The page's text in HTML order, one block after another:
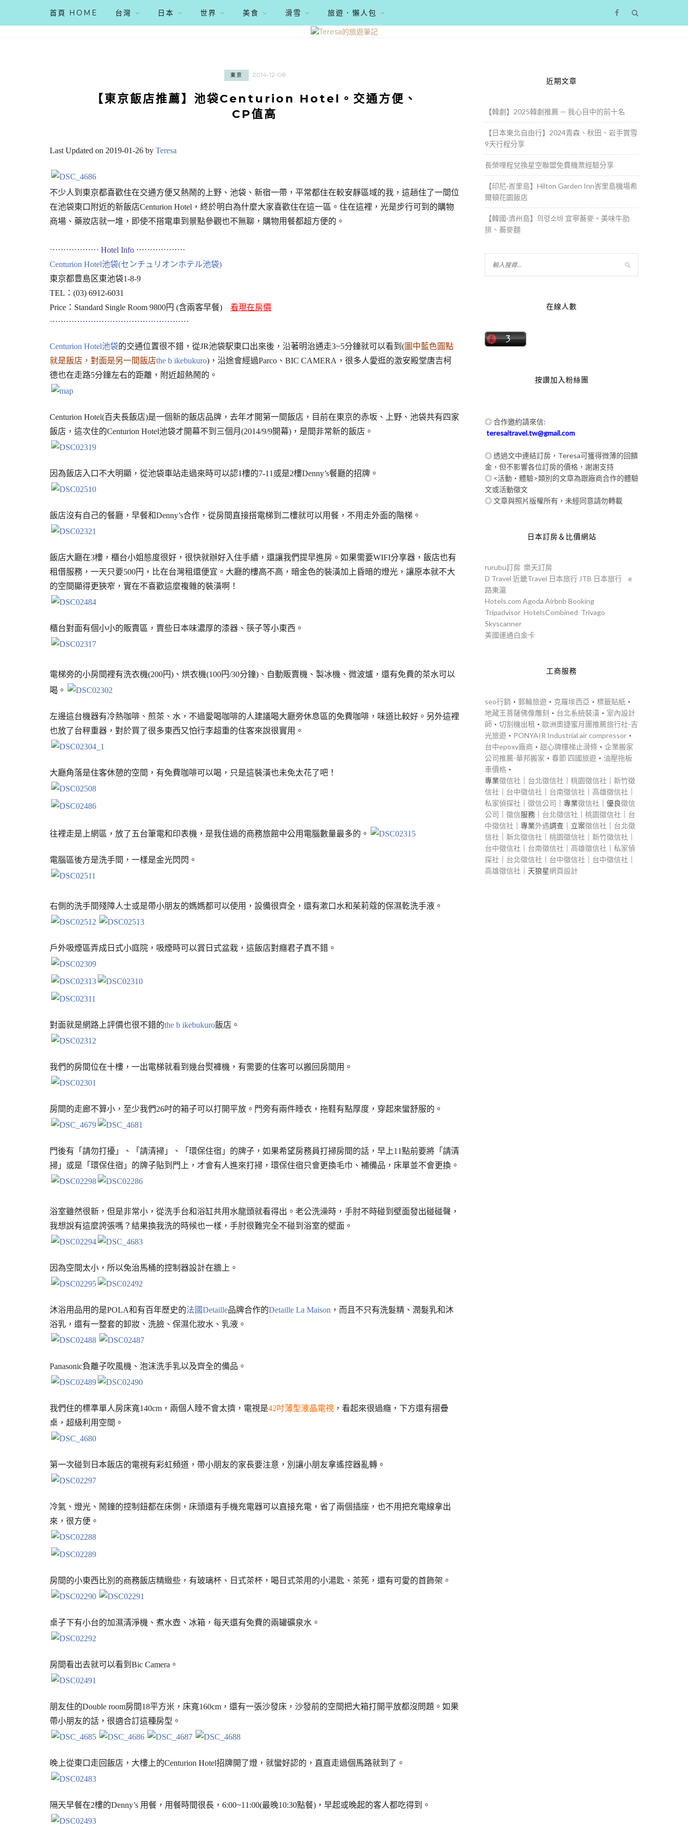
首頁 HOME 台灣 日本 世界 美食 滑雪 旅遊．懶人包
東京 2014-12-08
【東京飯店推薦】池袋Centurion Hotel。交通方便、
CP值高
Last Updated on 2019-01-26 by Teresa
不少人到東京都喜歡住在交通方便又熱鬧的上野、池袋、新宿一帶，平常都住在較安靜區域的我，這趟住了一間位
在池袋東口附近的新飯店Centurion Hotel，終於明白為什麼大家喜歡住在這一區。住在這裡，光是步行可到的購物
商場、藥妝店就一堆，即使不搭電車到景點參觀也不無聊，購物用餐都超方便的。
⋯⋯⋯⋯⋯⋯ Hotel Info ⋯⋯⋯⋯⋯⋯
Centurion Hotel池袋(センチュリオンホテル池袋)
東京都豊島区東池袋1-8-9
TEL：(03) 6912-6031
Price：Standard Single Room 9800円 (含兩客早餐) 看現在房價
⋯⋯⋯⋯⋯⋯⋯⋯⋯⋯⋯⋯⋯⋯⋯⋯⋯
Centurion Hotel池袋的交通位置很不錯，從JR池袋駅東口出來後，沿著明治通走3~5分鐘就可以看到(圖中藍色圓點
就是飯店，對面是另一間飯店the b ikebukuro)，沿途會經過Parco、BIC CAMERA，很多人愛逛的激安殿堂唐吉柯
德也在走路5分鐘左右的距離，附近超熱鬧的。
Centurion Hotel(百夫長飯店)是一個新的飯店品牌，去年才開第一間飯店，目前在東京的赤坂、上野、池袋共有四家
飯店，這次住的Centurion Hotel池袋才開幕不到三個月(2014/9/9開幕)，是間非常新的飯店。
因為飯店入口不大明顯，從池袋車站走過來時可以認1樓的7-11或是2樓Denny’s餐廳的招牌。
飯店沒有自己的餐廳，早餐和Denny’s合作，從房間直接搭電梯到二樓就可以用餐，不用走外面的階梯。
飯店大廳在3樓，櫃台小姐態度很好，很快就辦好入住手續，還讓我們提早進房。如果需要WIFI分享器，飯店也有
租借服務，一天只要500円，比在台灣租還便宜。大廳的樓高不高，暗金色的裝潢加上昏暗的燈光，讓原本就不大
的空間顯得更狹窄，實在不喜歡這麼複雜的裝潢啊！
櫃台對面有個小小的販賣區，賣些日本味濃厚的漆器、筷子等小東西。
電梯旁的小房間裡有洗衣機(200円)、烘衣機(100円/30分鐘)、自動販賣機、製冰機、微波爐，還有免費的茶水可以
喝。
左邊這台機器有冷熱咖啡、煎茶、水，不過愛喝咖啡的人建議喝大廳旁休息區的免費咖啡，味道比較好。另外這裡
也放了台秤重器，對於買了很多東西又怕行李超重的住客來說很實用。
大廳角落是住客休憩的空間，有免費咖啡可以喝，只是這裝潢也未免太花了吧！
往裡走是上網區，放了五台筆電和印表機，是我住過的商務旅館中公用電腦數量最多的。
電腦區後方是洗手間，一樣是金光閃閃。
右側的洗手間殘障人士或是帶小朋友的媽媽都可以使用，設備很齊全，還有漱口水和茱莉蔻的保濕乾洗手液。
戶外吸煙區弄成日式小庭院，吸煙時可以賞日式盆栽，這飯店對癮君子真不錯。
對面就是網路上評價也很不錯的the b ikebukuro飯店。
我們的房間位在十樓，一出電梯就看到幾台熨褲機，有需要的住客可以搬回房間用。
房間的走廊不算小，至少我們26吋的箱子可以打開平放。門旁有兩件睡衣，拖鞋有點厚度，穿起來蠻舒服的。
門後有「請勿打擾」、「請清掃」、「環保住宿」的牌子，如果希望房務員打掃房間的話，早上11點前要將「請清
掃」或是「環保住宿」的牌子貼到門上，才會有人進來打掃，環保住宿只會更換毛巾、補備品，床單並不會更換。
浴室雖然很新，但是非常小，從洗手台和浴缸共用水龍頭就看得出。老公洗澡時，手肘不時碰到壁面發出碰碰聲，
我想說有這麼誇張嗎？結果換我洗的時候也一樣，手肘很難完全不碰到浴室的壁面。
因為空間太小，所以免治馬桶的控制器設計在牆上。
沐浴用品用的是POLA和有百年歷史的法國Detaille品牌合作的Detaille La Maison ，而且不只有洗髮精、潤髮乳和沐
浴乳，還有一整套的卸妝、洗臉、保濕化妝水、乳液。
Panasonic負離子吹風機、泡沫洗手乳以及齊全的備品。
我們住的標準單人房床寬140cm，兩個人睡不會太擠，電視是42吋薄型液晶電視 ，看起來很過癮，下方還有摺疊
桌，超級利用空間。
第一次碰到日本飯店的電視有彩虹頻道，帶小朋友的家長要注意，別讓小朋友拿遙控器亂轉。
冷氣、燈光、鬧鐘的控制鈕都在床側，床頭還有手機充電器可以直接充電，省了兩個插座，也不用把充電線拿出
來，很方便。
房間的小東西比別的商務飯店精緻些，有玻璃杯、日式茶杯，喝日式茶用的小湯匙、茶筅，還有可愛的首飾架。
桌子下有小台的加濕清淨機、煮水壺、冰箱，每天還有免費的兩罐礦泉水。
房間看出去就可以看到Bic Camera。
朋友住的Double room房間18平方米，床寬160cm，還有一張沙發床，沙發前的空間把大箱打開平放都沒問題。如果
帶小朋友的話，很適合訂這種房型。
晚上從東口走回飯店，大樓上的Centurion Hotel招牌開了燈，就蠻好認的，直直走過個馬路就到了。
隔天早餐在2樓的Denny’s 用餐，用餐時間很長，6:00~11:00(最晚10:30點餐)，早起或晚起的客人都吃得到。
近期文章
【韓劇】2025韓劇推薦 — 我心目中的前十名
【日本東北自由行】2024青森、秋田、岩手賞雪
9天行程分享
長榮哩程兌換星空聯盟免費機票經驗分享
【印尼·峇里島】Hilton Garden Inn峇里島機場希
爾頓花園飯店
【韓國·濟州島】의령소바 宜寧蕎麥。美味牛肋
排、蕎麥麵
在線人數
按讚加入粉絲團
◎ 合作邀約請來信:
teresaitravel.tw@gmail.com
◎ 透過文中連結訂房，Teresa可獲得微薄的回饋
金，但不影響各位訂房的價格，謝謝支持
◎ <活動‧體驗>類別的文章為跟廠商合作的體驗
文或活動徵文
◎ 文章與照片版權所有，未經同意請勿轉載
日本訂房＆比價網站
rurubu訂房 樂天訂房
D Travel 近畿Travel 日本旅行 JTB 日本旅行
e
路東瀛
Hotels.com Agoda Airbnb Booking
Tripadvisor HotelsCombined Trivago
Skyscanner
美國運通白金卡
工商服務
seo行銷 ‧ 郵輪旅遊 ‧ 克羅埃西亞 ‧ 標籤貼紙 ‧
地藏王菩薩佛像雕刻 ‧ 台北系統裝潢 ‧ 室內設計
師 ‧ 切割機出租 ‧ 歐洲奧捷蜜月團推薦旅行社-吉
光旅遊 ‧ PONYAIR Industrial air compressor ‧
台中epoxy廠商 ‧ 甜心牌樓梯止滑條 ‧ 企業搬家
公司推薦-華邦搬家 ‧ 春節 四國旅遊 ‧ 油壓拖板
車價格 ‧
專業徵信社 台北徵信社 桃園徵信社
新竹徵
信社
台中徵信社 台南徵信社 高雄徵信社
私家偵探社
徵信公司 ｜專業徵信社 ｜優良徵信
公司
徵信服務｜ 台北徵信社 桃園徵信社
台
中徵信社 ｜專業外遇調查｜立案徵信社
台北徵
信社
新北徵信社 桃園徵信社 新竹徵信社
台中徵信社
台南徵信社 高雄徵信社
私家偵
探社
台北徵信社 台中徵信社 台中徵信社
高雄徵信社 ｜天狼星網頁設計